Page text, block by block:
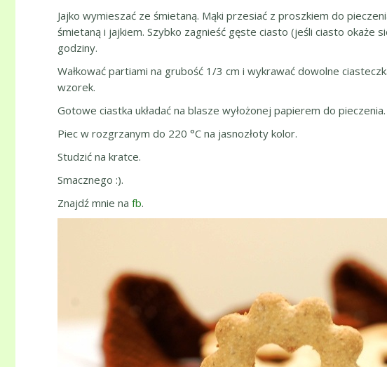
Jajko wymieszać ze śmietaną. Mąki przesiać z proszkiem do
śmietaną i jajkiem. Szybko zagnieść gęste ciasto (jeśli ciasto okaże
godziny.
Wałkować partiami na grubość 1/3 cm i wykrawać dowolne
wzorek.
Gotowe ciastka układać na blasze wyłożonej papierem do pieczenia.
Piec w rozgrzanym do 220 °C na jasnozłoty kolor.
Studzić na kratce.
Smacznego :).
Znajdź mnie na fb.